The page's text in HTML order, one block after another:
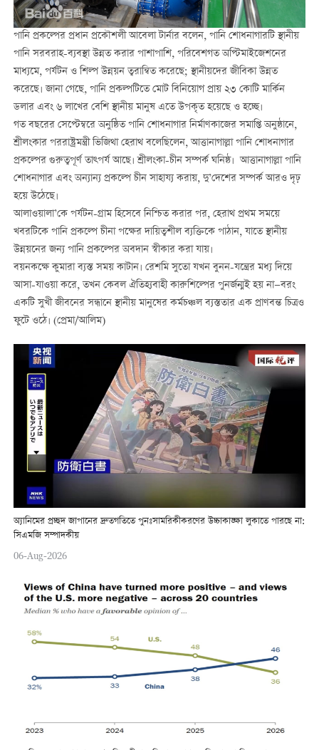
পানি প্রকল্পের প্রধান প্রকৌশলী আবেলা টার্নার বলেন, পানি শোধনাগারটি স্থানীয়
পানি সরবরাহ-ব্যবস্থা উন্নত করার পাশাপাশি, পরিবেশগত অপ্টিমাইজেশনের
মাধ্যমে, পর্যটন ও শিল্প উন্নয়ন ত্বরান্বিত করেছে; স্থানীয়দের জীবিকা উন্নত
করেছে। জানা গেছে, পানি প্রকল্পটিতে মোট বিনিয়োগ প্রায় ২৩ কোটি মার্কিন
ডলার এবং ৬ লাখের বেশি স্থানীয় মানুষ এতে উপকৃত হয়েছে ও হচ্ছে।
গত বছরের সেপ্টেম্বরে অনুষ্ঠিত পানি শোধনাগার নির্মাণকাজের সমাপ্তি অনুষ্ঠানে,
শ্রীলংকার পররাষ্ট্রমন্ত্রী ভিজিথা হেরাথ বলেছিলেন, আত্তানাগাল্লা পানি শোধনাগার
প্রকল্পের গুরুত্বপূর্ণ তাত্পর্য আছে। শ্রীলংকা-চীন সম্পর্ক ঘনিষ্ঠ। আত্তানাগাল্লা পানি
শোধনাগার এবং অন্যান্য প্রকল্পে চীন সাহায্য করায়, দু’দেশের সম্পর্ক আরও দৃঢ়
হয়ে উঠেছে।
আলাওয়ালা’কে পর্যটন-গ্রাম হিসেবে নিশ্চিত করার পর, হেরাথ প্রথম সময়ে
খবরটিকে পানি প্রকল্পে চীনা পক্ষের দায়িত্বশীল ব্যক্তিকে পাঠান, যাতে স্থানীয়
উন্নয়নের জন্য পানি প্রকল্পের অবদান স্বীকার করা যায়।
বয়নকক্ষে কুমারা ব্যস্ত সময় কাটান। রেশমি সুতো যখন বুনন-যন্ত্রের মধ্য দিয়ে
আসা-যাওয়া করে, তখন কেবল ঐতিহ্যবাহী কারুশিল্পের পুনর্জন্মই হয় না—বরং
একটি সুখী জীবনের সন্ধানে স্থানীয় মানুষের কর্মচঞ্চল ব্যস্ততার এক প্রাণবন্ত চিত্রও
ফুটে ওঠে। (প্রেমা/আলিম)
অ্যানিমের প্রচ্ছদ জাপানের দ্রুতগতিতে পুনঃসামরিকীকরণের উচ্চাকাঙ্ক্ষা লুকাতে পারছে না:
সিএমজি সম্পাদকীয়
06-Aug-2026